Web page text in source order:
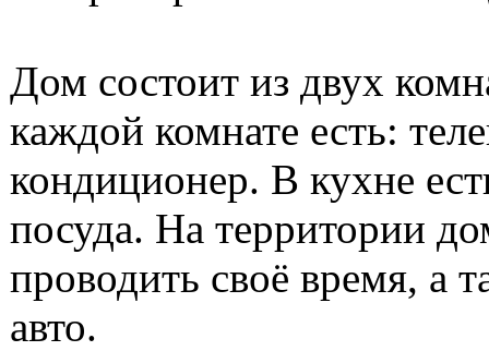
Дом состоит из двух
каждой комнате есть:
кондиционер. В кухне
посуда. На территории
проводить своё время, а
авто.